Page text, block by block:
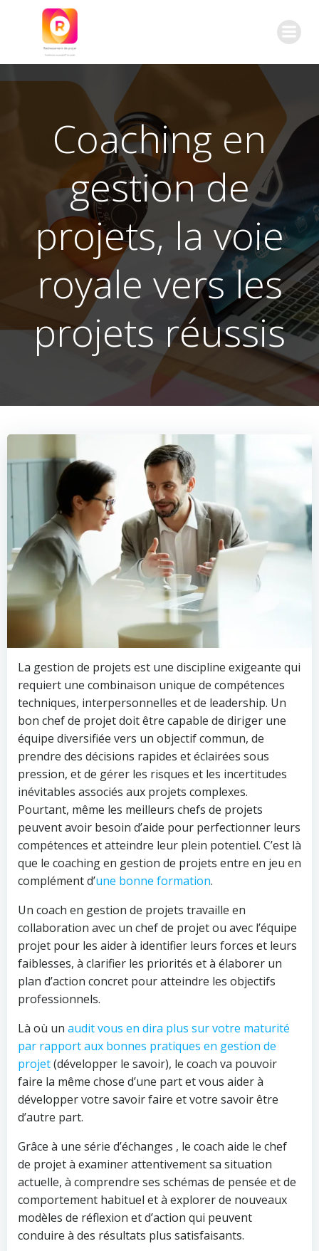
Coaching en
gestion de
projets, la voie
royale vers les
projets réussis
La gestion de projets est une discipline exigeante qui
requiert une combinaison unique de compétences
techniques, interpersonnelles et de leadership. Un
bon chef de projet doit être capable de diriger une
équipe diversifiée vers un objectif commun, de
prendre des décisions rapides et éclairées sous
pression, et de gérer les risques et les incertitudes
inévitables associés aux projets complexes.
Pourtant, même les meilleurs chefs de projets
peuvent avoir besoin d’aide pour perfectionner leurs
compétences et atteindre leur plein potentiel. C’est là
que le coaching en gestion de projets entre en jeu en
complément d’une bonne formation.
Un coach en gestion de projets travaille en
collaboration avec un chef de projet ou avec l’équipe
projet pour les aider à identifier leurs forces et leurs
faiblesses, à clarifier les priorités et à élaborer un
plan d’action concret pour atteindre les objectifs
professionnels.
Là où un audit vous en dira plus sur votre maturité
par rapport aux bonnes pratiques en gestion de
projet(développer le savoir), le coach va pouvoir
faire la même chose d’une part et vous aider à
développer votre savoir faire et votre savoir être
d’autre part.
Grâce à une série d’échanges , le coach aide le chef
de projet à examiner attentivement sa situation
actuelle, à comprendre ses schémas de pensée et de
comportement habituel et à explorer de nouveaux
modèles de réflexion et d’action qui peuvent
conduire à des résultats plus satisfaisants.